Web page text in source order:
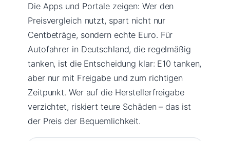
Die Apps und Portale zeigen: Wer den
Preisvergleich nutzt, spart nicht nur
Centbeträge, sondern echte Euro. Für
Autofahrer in Deutschland, die regelmäßig
tanken, ist die Entscheidung klar: E10 tanken,
aber nur mit Freigabe und zum richtigen
Zeitpunkt. Wer auf die Herstellerfreigabe
verzichtet, riskiert teure Schäden – das ist
der Preis der Bequemlichkeit.